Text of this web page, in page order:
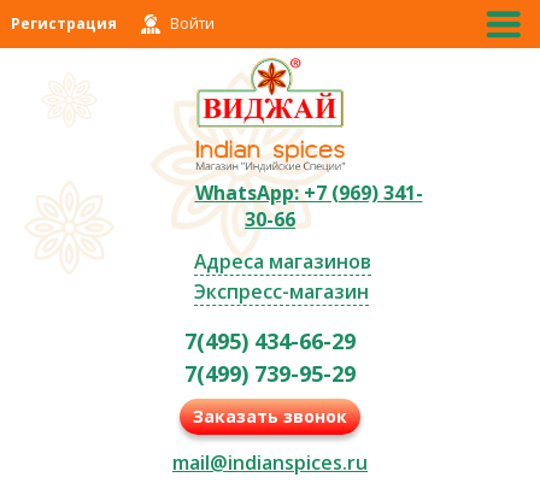
Регистрация Войти
WhatsApp: +7 (969) 341-
30-66
Адреса магазинов
Экспресс-магазин
7(495) 434-66-29
7(499) 739-95-29
Заказать звонок
mail@indianspices.ru